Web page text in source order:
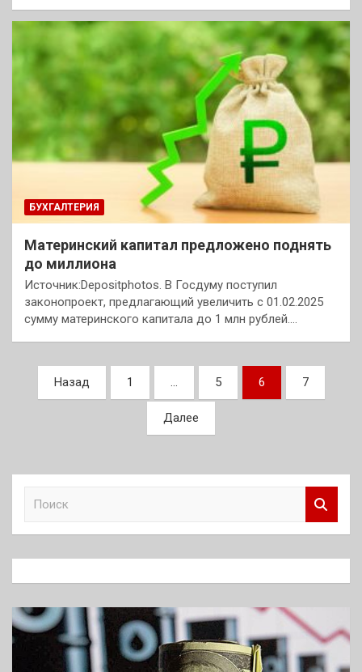
БУХГАЛТЕРИЯ
Материнский капитал предложено поднять
до миллиона
Источник:Depositphotos. В Госдуму поступил
законопроект, предлагающий увеличить с 01.02.2025
сумму материнского капитала до 1 млн рублей.…
Пагинация
записей
Назад 1 … 5 6 7
Далее
к